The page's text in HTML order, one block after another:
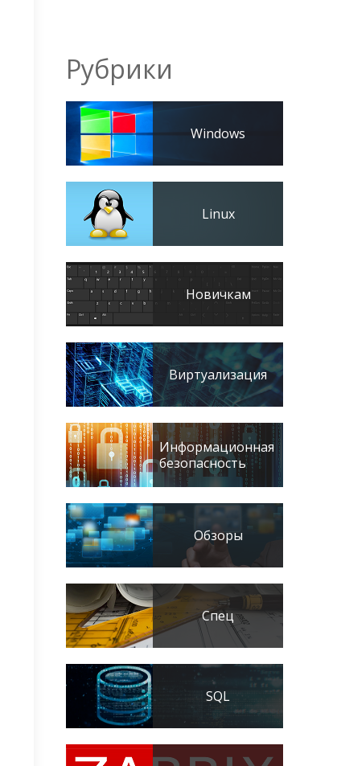
Рубрики
Windows
Linux
Новичкам
Виртуализация
Информационная
безопасность
Обзоры
Спец
SQL